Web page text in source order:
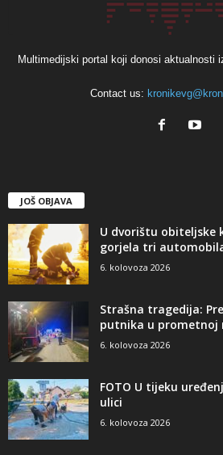
Multimedijski portal koji donosi aktualnosti
Contact us:
JOŠ OBJAVA
U dvorištu obiteljske
gorjela tri
6. kolovoza 2026
Strašna tragedija:
putnika u prometnoj
6. kolovoza 2026
FOTO U tijeku
ulici
6. kolovoza 2026